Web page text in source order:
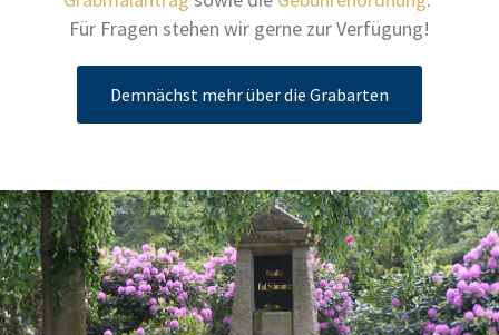
Für Fragen stehen wir gerne zur Verfügung!
Demnächst mehr über die Grabarten